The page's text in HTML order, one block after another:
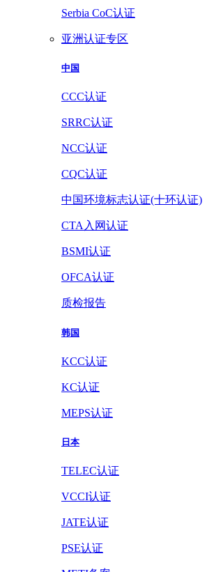
Serbia CoC认证
亚洲认证专区
中国
CCC认证
SRRC认证
NCC认证
CQC认证
中国环境标志认证(十环认证)
CTA入网认证
BSMI认证
OFCA认证
质检报告
韩国
KCC认证
KC认证
MEPS认证
日本
TELEC认证
VCCI认证
JATE认证
PSE认证